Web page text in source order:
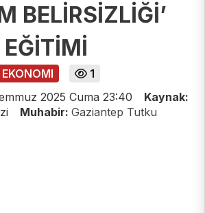
BELİRSİZLİĞİ’
EĞİTİMİ
EKONOMI
1
2025 Cuma 23:40
Kaynak:
Muhabir: Gaziantep Tutku